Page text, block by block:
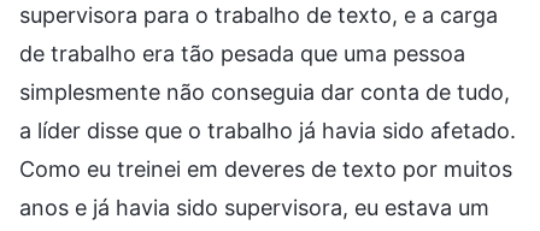
supervisora para o trabalho de texto, e a carga
de trabalho era tão pesada que uma pessoa
simplesmente não conseguia dar conta de tudo,
a líder disse que o trabalho já havia sido afetado.
Como eu treinei em deveres de texto por muitos
anos e já havia sido supervisora, eu estava um